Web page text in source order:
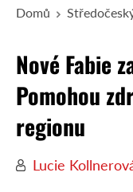
Domů
Nové Fabie
Pomohou
regionu
Lucie